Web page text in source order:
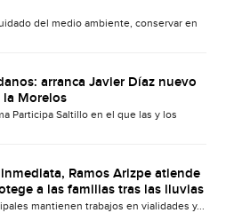
del medio ambiente, conservar en
arranca Javier Díaz nuevo
la Morelos
Participa Saltillo en el que las y los
Ramos Arizpe atiende
a las familias tras las lluvias
mantienen trabajos en vialidades y...